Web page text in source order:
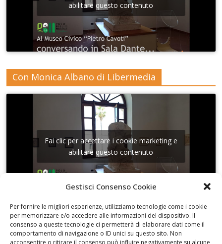
Gestisci Consenso Cookie
Per fornire le migliori esperienze, utilizziamo tecnologie come i cookie
per memorizzare e/o accedere alle informazioni del dispositivo. Il
consenso a queste tecnologie ci permetterà di elaborare dati come il
comportamento di navigazione o ID unici su questo sito. Non
acconsentire o ritirare il consenso può influire negativamente su alcune
abilitare questo contenuto
Con Monica Albano di Libermedia
Fai clic per accettare i cookie marketing e
abilitare questo contenuto
Conversando in Sala Dante con Assuntina
Marzotta